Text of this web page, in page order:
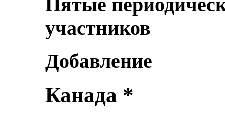
участников
Добавление
Канада *